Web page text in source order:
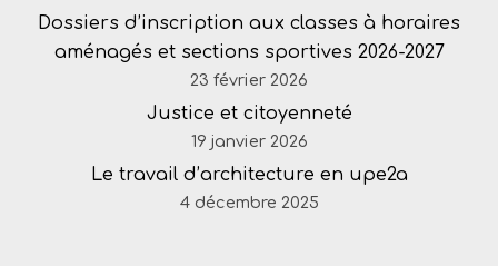
Dossiers d’inscription aux classes à horaires
aménagés et sections sportives 2026-2027
23 février 2026
Justice et citoyenneté
19 janvier 2026
Le travail d’architecture en upe2a
4 décembre 2025